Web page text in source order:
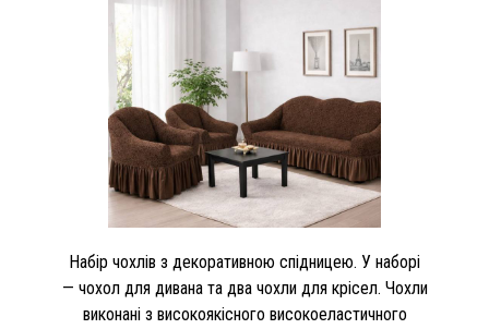
Набір чохлів з декоративною спідницею. У наборі
— чохол для дивана та два чохли для крісел. Чохли
виконані з високоякісного високоеластичного